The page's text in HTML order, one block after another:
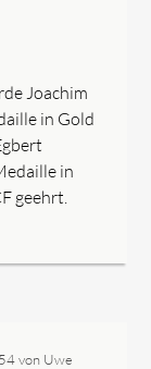
Joachim
in Gold
in
geehrt.
von Uwe